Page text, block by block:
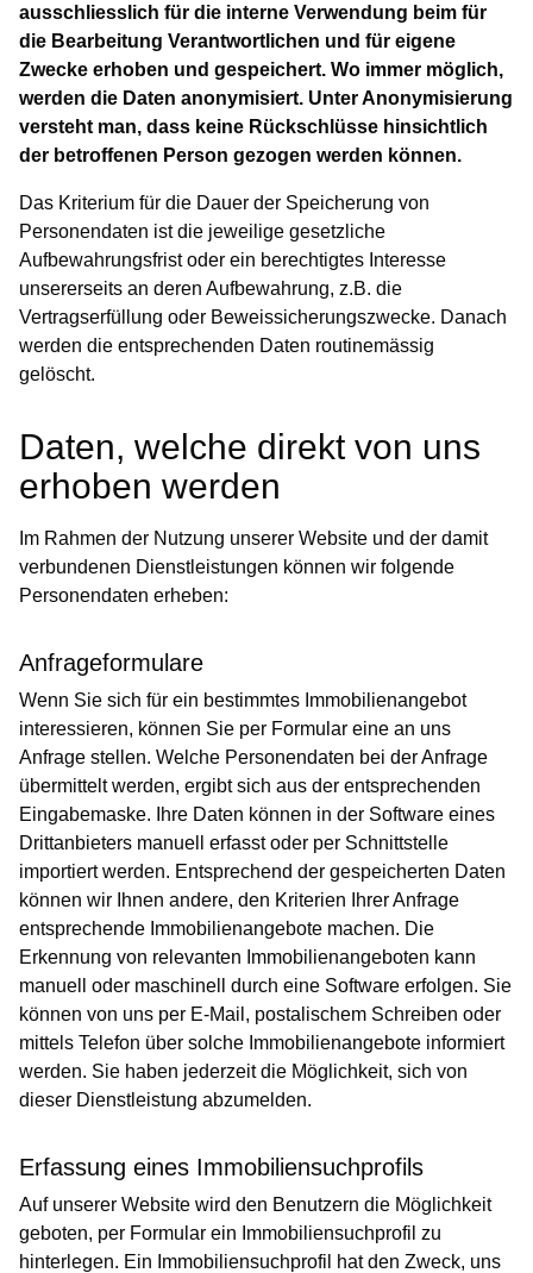
ausschliesslich für die interne Verwendung beim für
die Bearbeitung Verantwortlichen und für eigene
Zwecke erhoben und gespeichert. Wo immer möglich,
werden die Daten anonymisiert. Unter Anonymisierung
versteht man, dass keine Rückschlüsse hinsichtlich
der betroffenen Person gezogen werden können.
Das Kriterium für die Dauer der Speicherung von
Personendaten ist die jeweilige gesetzliche
Aufbewahrungsfrist oder ein berechtigtes Interesse
unsererseits an deren Aufbewahrung, z.B. die
Vertragserfüllung oder Beweissicherungszwecke. Danach
werden die entsprechenden Daten routinemässig
gelöscht.
Daten, welche direkt von uns
erhoben werden
Im Rahmen der Nutzung unserer Website und der damit
verbundenen Dienstleistungen können wir folgende
Personendaten erheben:
Anfrageformulare
Wenn Sie sich für ein bestimmtes Immobilienangebot
interessieren, können Sie per Formular eine an uns
Anfrage stellen. Welche Personendaten bei der Anfrage
übermittelt werden, ergibt sich aus der entsprechenden
Eingabemaske. Ihre Daten können in der Software eines
Drittanbieters manuell erfasst oder per Schnittstelle
importiert werden. Entsprechend der gespeicherten Daten
können wir Ihnen andere, den Kriterien Ihrer Anfrage
entsprechende Immobilienangebote machen. Die
Erkennung von relevanten Immobilienangeboten kann
manuell oder maschinell durch eine Software erfolgen. Sie
können von uns per E-Mail, postalischem Schreiben oder
mittels Telefon über solche Immobilienangebote informiert
werden. Sie haben jederzeit die Möglichkeit, sich von
dieser Dienstleistung abzumelden.
Erfassung eines Immobiliensuchprofils
Auf unserer Website wird den Benutzern die Möglichkeit
geboten, per Formular ein Immobiliensuchprofil zu
hinterlegen. Ein Immobiliensuchprofil hat den Zweck, uns